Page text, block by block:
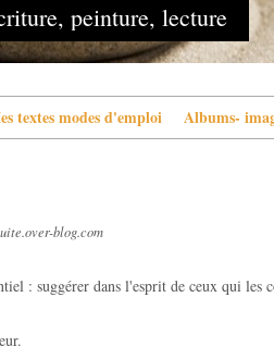
peinture, lecture
textes modes d'emploi Albums-
blog.com
: suggérer dans l'esprit de ceux qui les